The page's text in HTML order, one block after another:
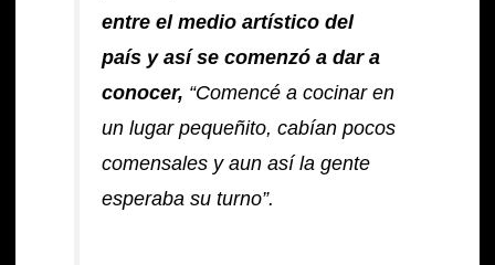
entre el medio artístico del
país y así se comenzó a dar a
conocer, “Comencé a cocinar en
un lugar pequeñito, cabían pocos
comensales y aun así la gente
esperaba su turno”.